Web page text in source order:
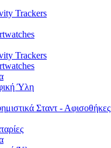
Trackers
Trackers
Ύλη
Σταντ - Αφισοθήκες